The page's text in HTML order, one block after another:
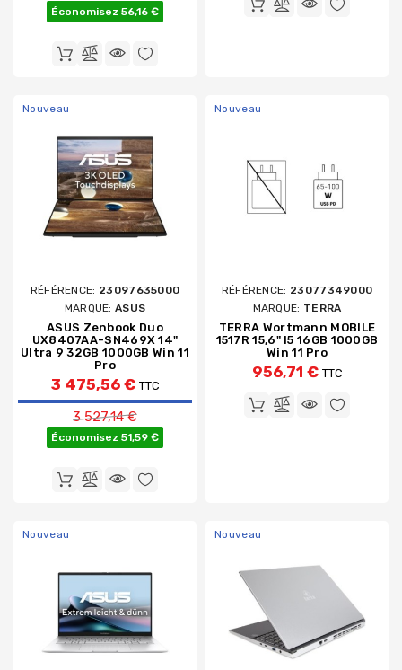
Économisez 56,16 €
Nouveau
RÉFÉRENCE: 23097635000
MARQUE:ASUS
ASUS Zenbook Duo
UX8407AA-SN469X 14"
Ultra 9 32GB 1000GB Win 11
Pro
3 475,56 € TTC
Prix de base
3 527,14 €
Économisez 51,59 €
Nouveau
RÉFÉRENCE: 23077349000
MARQUE: TERRA
TERRA Wortmann MOBILE
1517R 15,6" I5 16GB 1000GB
Win 11 Pro
956,71 € TTC
Nouveau Nouveau